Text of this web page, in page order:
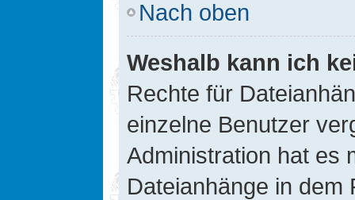
Nach oben
Weshalb kann ich
Rechte für
einzelne Benutzer
Administration hat es
Dateianhänge in dem